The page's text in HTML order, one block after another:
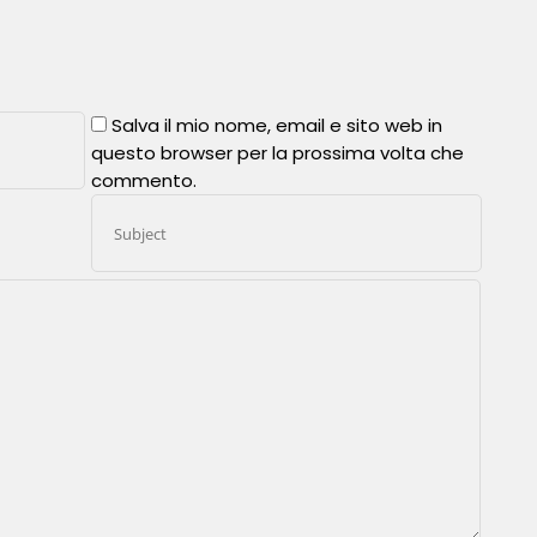
Salva il mio nome, email e sito web in
questo browser per la prossima volta che
commento.